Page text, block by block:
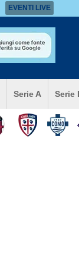
EVENTI LIVE
Serie A Serie